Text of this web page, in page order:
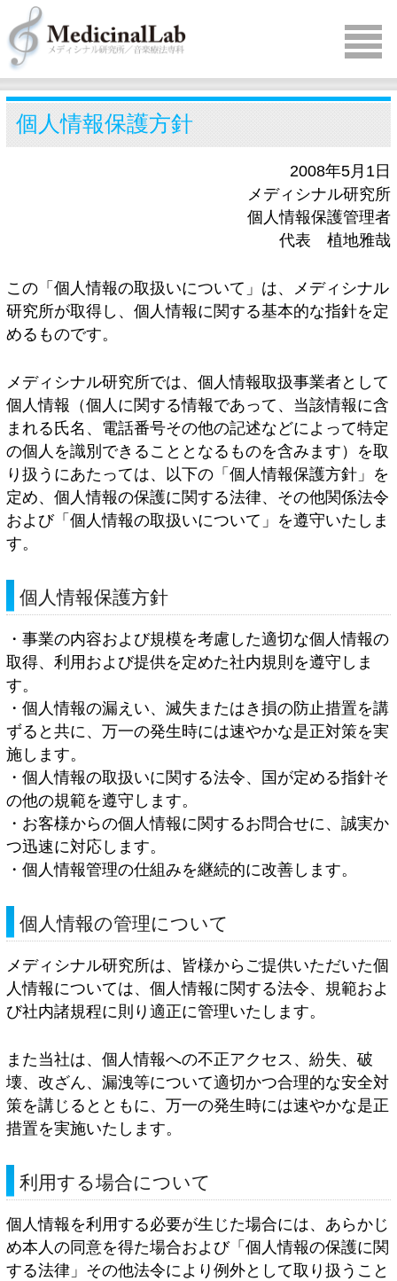
個人情報保護方針
2008年5月1日
メディシナル研究所
個人情報保護管理者
代表 植地雅哉
この「個人情報の取扱いについて」は、メディシナル
研究所が取得し、個人情報に関する基本的な指針を定
めるものです。
メディシナル研究所では、個人情報取扱事業者として
個人情報（個人に関する情報であって、当該情報に含
まれる氏名、電話番号その他の記述などによって特定
の個人を識別できることとなるものを含みます）を取
り扱うにあたっては、以下の「個人情報保護方針」を
定め、個人情報の保護に関する法律、その他関係法令
および「個人情報の取扱いについて」を遵守いたしま
す。
個人情報保護方針
・事業の内容および規模を考慮した適切な個人情報の
取得、利用および提供を定めた社内規則を遵守しま
す。
・個人情報の漏えい、滅失またはき損の防止措置を講
ずると共に、万一の発生時には速やかな是正対策を実
施します。
・個人情報の取扱いに関する法令、国が定める指針そ
の他の規範を遵守します。
・お客様からの個人情報に関するお問合せに、誠実か
つ迅速に対応します。
・個人情報管理の仕組みを継続的に改善します。
個人情報の管理について
メディシナル研究所は、皆様からご提供いただいた個
人情報については、個人情報に関する法令、規範およ
び社内諸規程に則り適正に管理いたします。
また当社は、個人情報への不正アクセス、紛失、破
壊、改ざん、漏洩等について適切かつ合理的な安全対
策を講じるとともに、万一の発生時には速やかな是正
措置を実施いたします。
利用する場合について
個人情報を利用する必要が生じた場合には、あらかじ
め本人の同意を得た場合および「個人情報の保護に関
する法律」その他法令により例外として取り扱うこと